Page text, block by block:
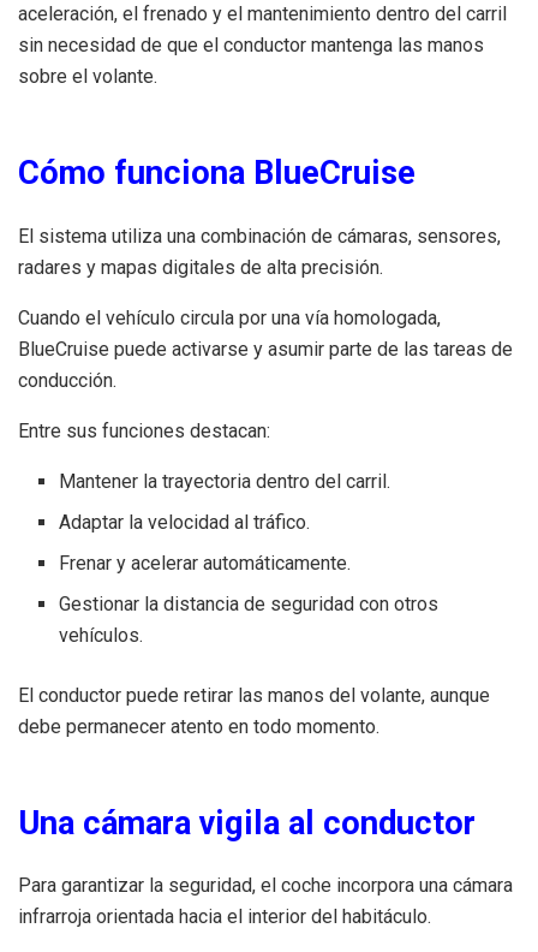
aceleración, el frenado y el mantenimiento dentro del carril
sin necesidad de que el conductor mantenga las manos
sobre el volante.
Cómo funciona BlueCruise
El sistema utiliza una combinación de cámaras, sensores,
radares y mapas digitales de alta precisión.
Cuando el vehículo circula por una vía homologada,
BlueCruise puede activarse y asumir parte de las tareas de
conducción.
Entre sus funciones destacan:
Mantener la trayectoria dentro del carril.
Adaptar la velocidad al tráfico.
Frenar y acelerar automáticamente.
Gestionar la distancia de seguridad con otros
vehículos.
El conductor puede retirar las manos del volante, aunque
debe permanecer atento en todo momento.
Una cámara vigila al conductor
Para garantizar la seguridad, el coche incorpora una cámara
infrarroja orientada hacia el interior del habitáculo.